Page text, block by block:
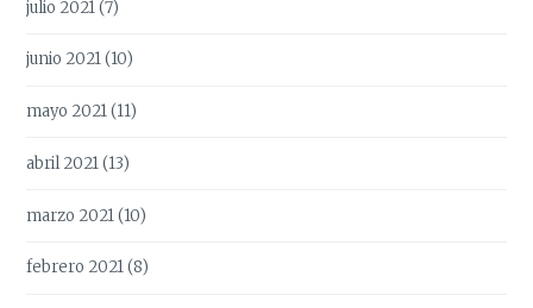
julio 2021(7)
junio 2021(10)
mayo 2021(11)
abril 2021(13)
marzo 2021(10)
febrero 2021(8)